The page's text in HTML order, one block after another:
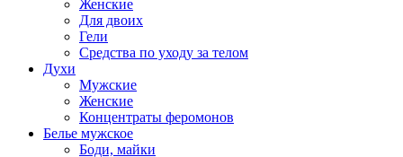
Женские
Для двоих
Гели
Средства по уходу за телом
Духи
Мужские
Женские
Концентраты феромонов
Белье мужское
Боди, майки